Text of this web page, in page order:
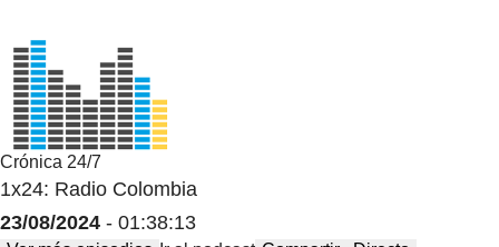
Crónica 24/7
1x24: Radio Colombia
23/08/2024 - 01:38:13